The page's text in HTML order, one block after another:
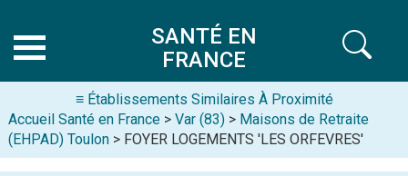
SANTÉ EN
FRANCE
≡ Établissements Similaires À Proximité
Accueil Santé en France > Var (83) > Maisons de Retraite
(EHPAD) Toulon > FOYER LOGEMENTS 'LES ORFEVRES'